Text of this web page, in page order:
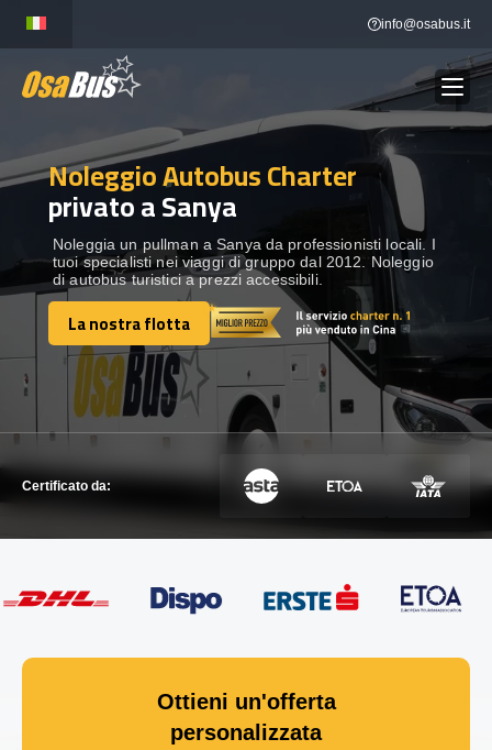
content
info@osabus.it
NOLEGGIO AUTOBUS Show dropdown
DESTINAZIONI Show dropdown
FLOTTA
METTITI IN CONTATTO
METTITI IN CONTATTO
Noleggio Autobus Charter
privato a Sanya
Noleggia un pullman a Sanya da professionisti locali. I
tuoi specialisti nei viaggi di gruppo dal 2012. Noleggio
di autobus turistici a prezzi accessibili.
La nostra flotta
La nostra flotta
Certificato da:
Ottieni un'offerta
personalizzata